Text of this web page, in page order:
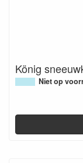
König
Niet op